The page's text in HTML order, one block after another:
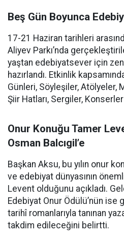
Beş Gün Boyunca
17-21 Haziran tarihleri
Aliyev Parkı’nda
yaştan edebiyatsever için
hazırlandı. Etkinlik
Günleri, Söyleşiler, Atölyeler,
Şiir Hatları, Sergiler,
Onur Konuğu Tamer
Osman Balcıgil’e
Başkan Aksu, bu yılın onur
ve edebiyat dünyasının
Levent olduğunu açıkladı.
Edebiyat Onur Ödülü’nün
tarihî romanlarıyla tanınan
takdim edileceğini belirtti.